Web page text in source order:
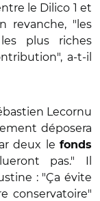
le Dilico 1 et
revanche, "les
plus riches
a-t-il
Lecornu
déposera
deux le fonds
pas." Il
: "Ça évite
conservatoire"